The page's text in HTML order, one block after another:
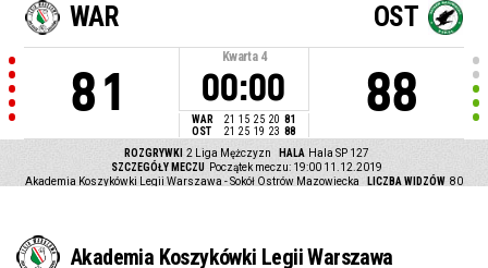
WAR
81
Kwarta 4
00:00
WAR 21 15 25 20 81
OST
21 25 19 23 88
OST
88
ROZGRYWKI 2 Liga Mężczyzn HALA Hala SP 127
SZCZEGÓŁY MECZU Początek meczu: 19:00 11.12.2019
Akademia Koszykówki Legii Warszawa - Sokół Ostrów Mazowiecka
LICZBA WIDZÓW 80
Akademia Koszykówki Legii Warszawa